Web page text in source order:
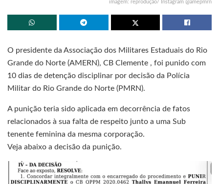
imagem: reprodução/ Instagram @amepmrn
O presidente da Associação dos Militares Estaduais do Rio
Grande do Norte (AMERN), CB Clemente , foi punido com
10 dias de detenção disciplinar por decisão da Polícia
Militar do Rio Grande do Norte (PMRN).
A punição teria sido aplicada em decorrência de fatos
relacionados à sua falta de respeito junto a uma Sub
tenente feminina da mesma corporação.
Veja abaixo a decisão da punição.